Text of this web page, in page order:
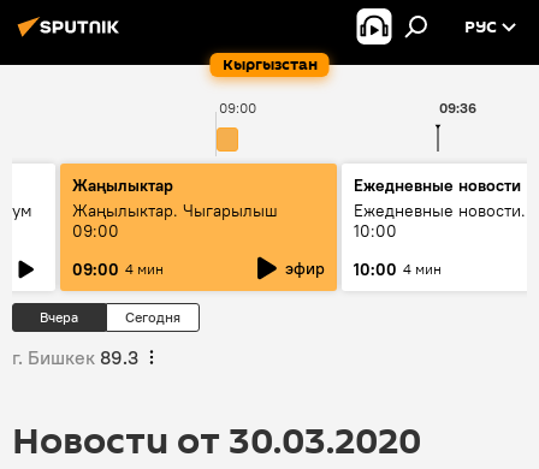
Кыргызстан
РУС
09:00 09:36
Жаңылыктар
Жаңылыктар. Чыгарылыш
09:00
09:00 4 мин эфир
Ежедневные новости
Ежедневные новости.
10:00
10:00 4 мин
Вчера Сегодня
г. Бишкек 89.3
Новости от 30.03.2020